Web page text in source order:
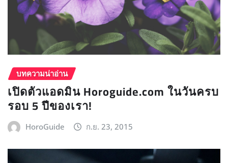
บทความน่าอ่าน
เปิดตัวแอดมิน Horoguide.com ในวันครบ
รอบ 5 ปีของเรา!
HoroGuide ก.ย. 23, 2015